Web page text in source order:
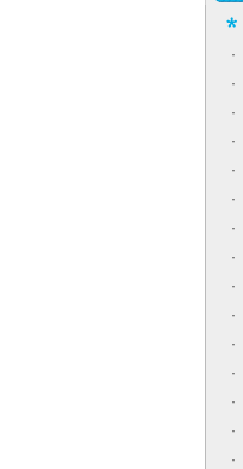
·
·
·
·
·
·
·
·
·
·
·
·
·
·
·